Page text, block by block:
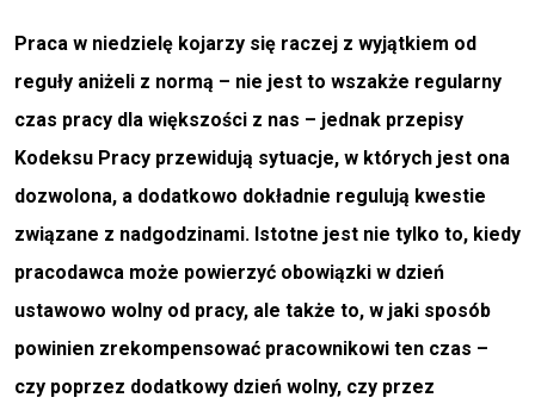
Praca w niedzielę kojarzy się raczej z wyjątkiem od
reguły aniżeli z normą – nie jest to wszakże regularny
czas pracy dla większości z nas – jednak przepisy
Kodeksu Pracy przewidują sytuacje, w których jest ona
dozwolona, a dodatkowo dokładnie regulują kwestie
związane z nadgodzinami. Istotne jest nie tylko to, kiedy
pracodawca może powierzyć obowiązki w dzień
ustawowo wolny od pracy, ale także to, w jaki sposób
powinien zrekompensować pracownikowi ten czas –
czy poprzez dodatkowy dzień wolny, czy przez